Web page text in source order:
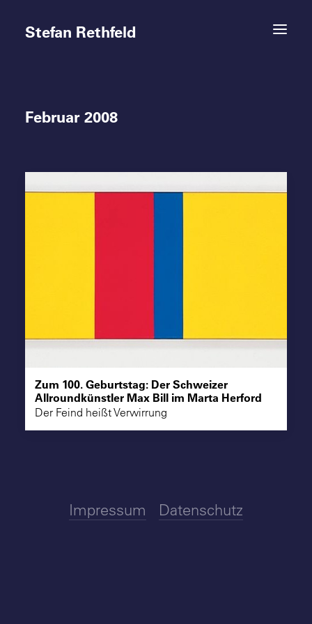
Stefan Rethfeld
Termine
Vita
Februar 2008
Zum 100. Geburtstag: Der Schweizer
Allroundkünstler Max Bill im Marta Herford
Der Feind heißt Verwirrung
Impressum Datenschutz